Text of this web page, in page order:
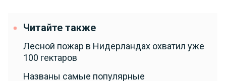
Читайте также
Лесной пожар в Нидерландах охватил уже
100 гектаров
Названы самые популярные